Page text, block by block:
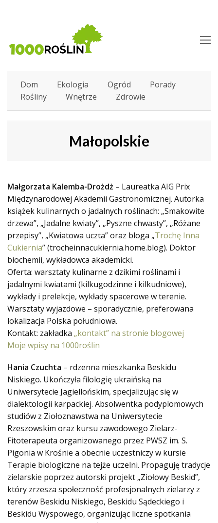
Dom Ekologia Ogród
Porady
Rośliny
Wnętrze Zdrowie
Małopolskie
Małgorzata Kalemba-Drożdż – Laureatka AIG Prix
Międzynarodowej Akademii Gastronomicznej. Autorka
książek kulinarnych o jadalnych roślinach: „Smakowite
drzewa”, „Jadalne kwiaty”, „Pyszne chwasty”, „Różane
przepisy”, „Kwiatowa uczta” oraz bloga „Trochę Inna
Cukiernia” (trocheinnacukiernia.home.blog). Doktor
biochemii, wykładowca akademicki.
Oferta: warsztaty kulinarne z dzikimi roślinami i
jadalnymi kwiatami (kilkugodzinne i kilkudniowe),
wykłady i prelekcje, wykłady spacerowe w terenie.
Warsztaty wyjazdowe – sporadycznie, preferowana
lokalizacja Polska południowa.
Kontakt: zakładka „kontakt” na stronie blogowej
Moje wpisy na 1000roślin
Hania Czuchta – rdzenna mieszkanka Beskidu
Niskiego. Ukończyła filologię ukraińską na
Uniwersytecie Jagiellońskim, specjalizując się w
dialektologii karpackiej. Absolwentka podyplomowych
studiów z Ziołoznawstwa na Uniwersytecie
Rzeszowskim oraz kursu zawodowego Zielarz-
Fitoterapeuta organizowanego przez PWSZ im. S.
Pigonia w Krośnie a obecnie uczestniczy w kursie
Terapie biologiczne na tejże uczelni. Propaguję tradycje
zielarskie poprzez autorski projekt „Ziołowy Beskid”,
który zrzesza społeczność profesjonalnych zielarzy z
terenów Beskidu Niskiego, Beskidu Sądeckiego i
Beskidu Wyspowego, organizując liczne spotkania